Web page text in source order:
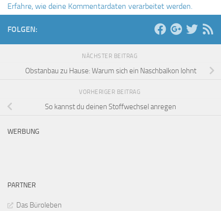
Erfahre, wie deine Kommentardaten verarbeitet werden.
FOLGEN:
NÄCHSTER BEITRAG
Obstanbau zu Hause: Warum sich ein Naschbalkon lohnt
VORHERIGER BEITRAG
So kannst du deinen Stoffwechsel anregen
WERBUNG
PARTNER
Das Büroleben